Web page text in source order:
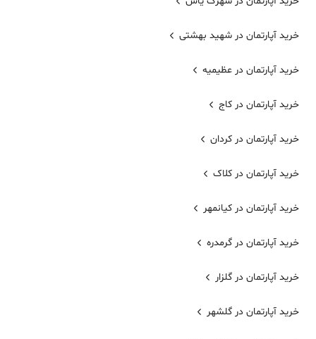
خرید آپارتمان در شهید بهشتی
خرید آپارتمان در عظیمیه
خرید آپارتمان در کاج
خرید آپارتمان در کردان
خرید آپارتمان در کلاک
خرید آپارتمان در کیانمهر
خرید آپارتمان در گرمدره
خرید آپارتمان در گلزار
خرید آپارتمان در گلشهر